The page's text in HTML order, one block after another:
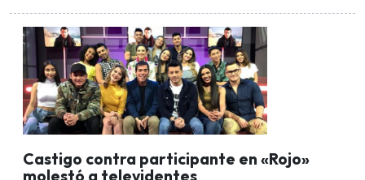
Castigo contra participante en «Rojo»
molestó a televidentes